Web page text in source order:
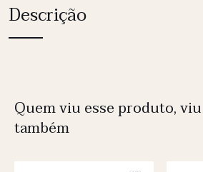
Descrição
Quem viu esse produto, viu
também